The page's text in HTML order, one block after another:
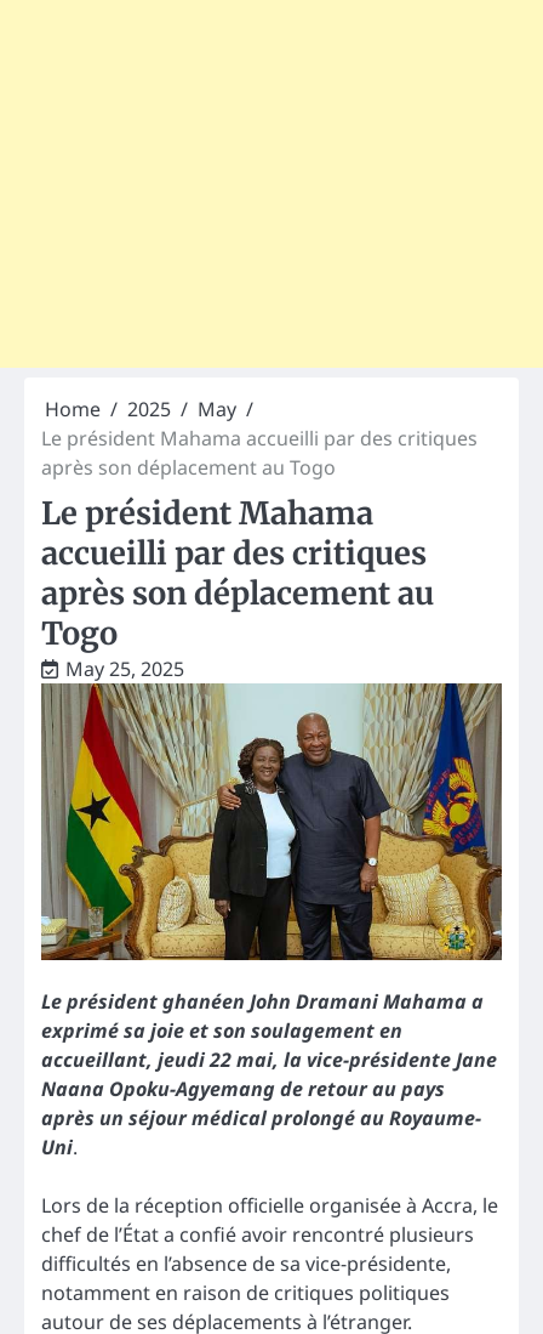
Home 2025
May
Le président Mahama accueilli par des critiques
après son déplacement au Togo
Le président Mahama
accueilli par des critiques
après son déplacement au
Togo
May 25, 2025
Le président ghanéen John Dramani Mahama a
exprimé sa joie et son soulagement en
accueillant, jeudi 22 mai, la vice-présidente Jane
Naana Opoku-Agyemang de retour au pays
après un séjour médical prolongé au Royaume-
Uni.
Lors de la réception officielle organisée à Accra, le
chef de l’État a confié avoir rencontré plusieurs
difficultés en l’absence de sa vice-présidente,
notamment en raison de critiques politiques
autour de ses déplacements à l’étranger.